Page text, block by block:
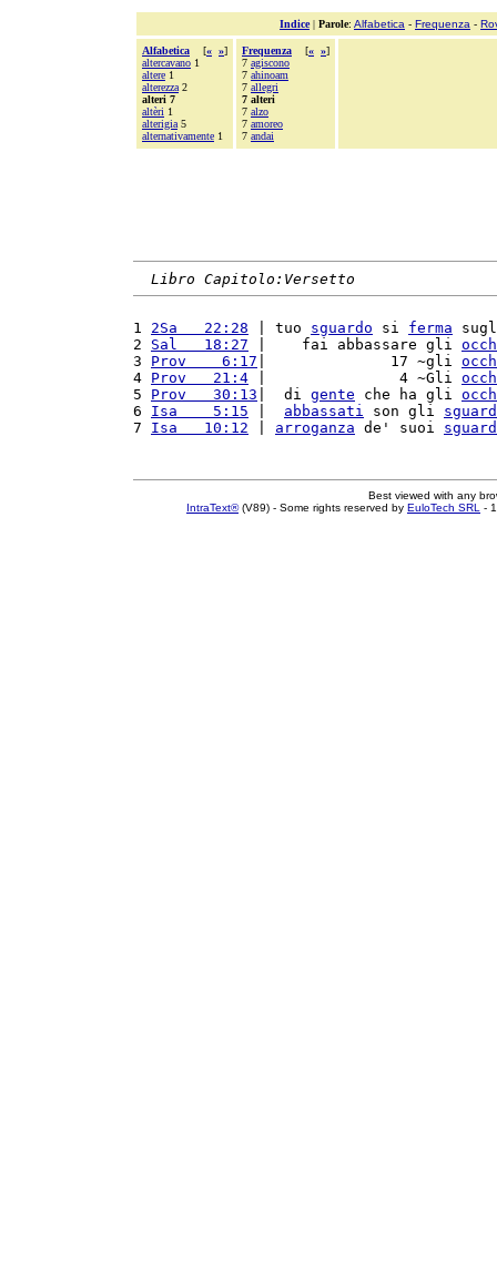
Indice| Parole: Alfabetica - Frequenza -
Alfabetica [« »]
altercavano 1
altere 1
alterezza 2
alteri 7
altèri 1
alterigia 5
alternativamente 1
Frequenza [« »]
7 agiscono
7 ahinoam
7 allegri
7 alteri
7 alzo
7 amoreo
7 andai
Libro Capitolo:Versetto
1 2Sa   22:28 | tuo sguardo si ferma
2 Sal   18:27 |    fai abbassare gli
3 Prov    6:17 |              17 ~gli
4 Prov   21:4 |               4 ~Gli
5 Prov   30:13 |  di gente che ha gli
6 Isa    5:15 abbassati son gli
7 Isa   10:12 arroganza de' suoi
Best viewed with any
IntraText®(V89) - Some rights reserved by EuloTech SRL -